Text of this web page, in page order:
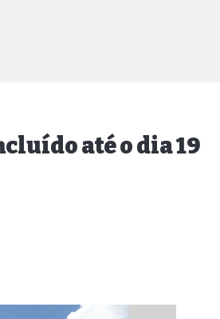
até o dia 19